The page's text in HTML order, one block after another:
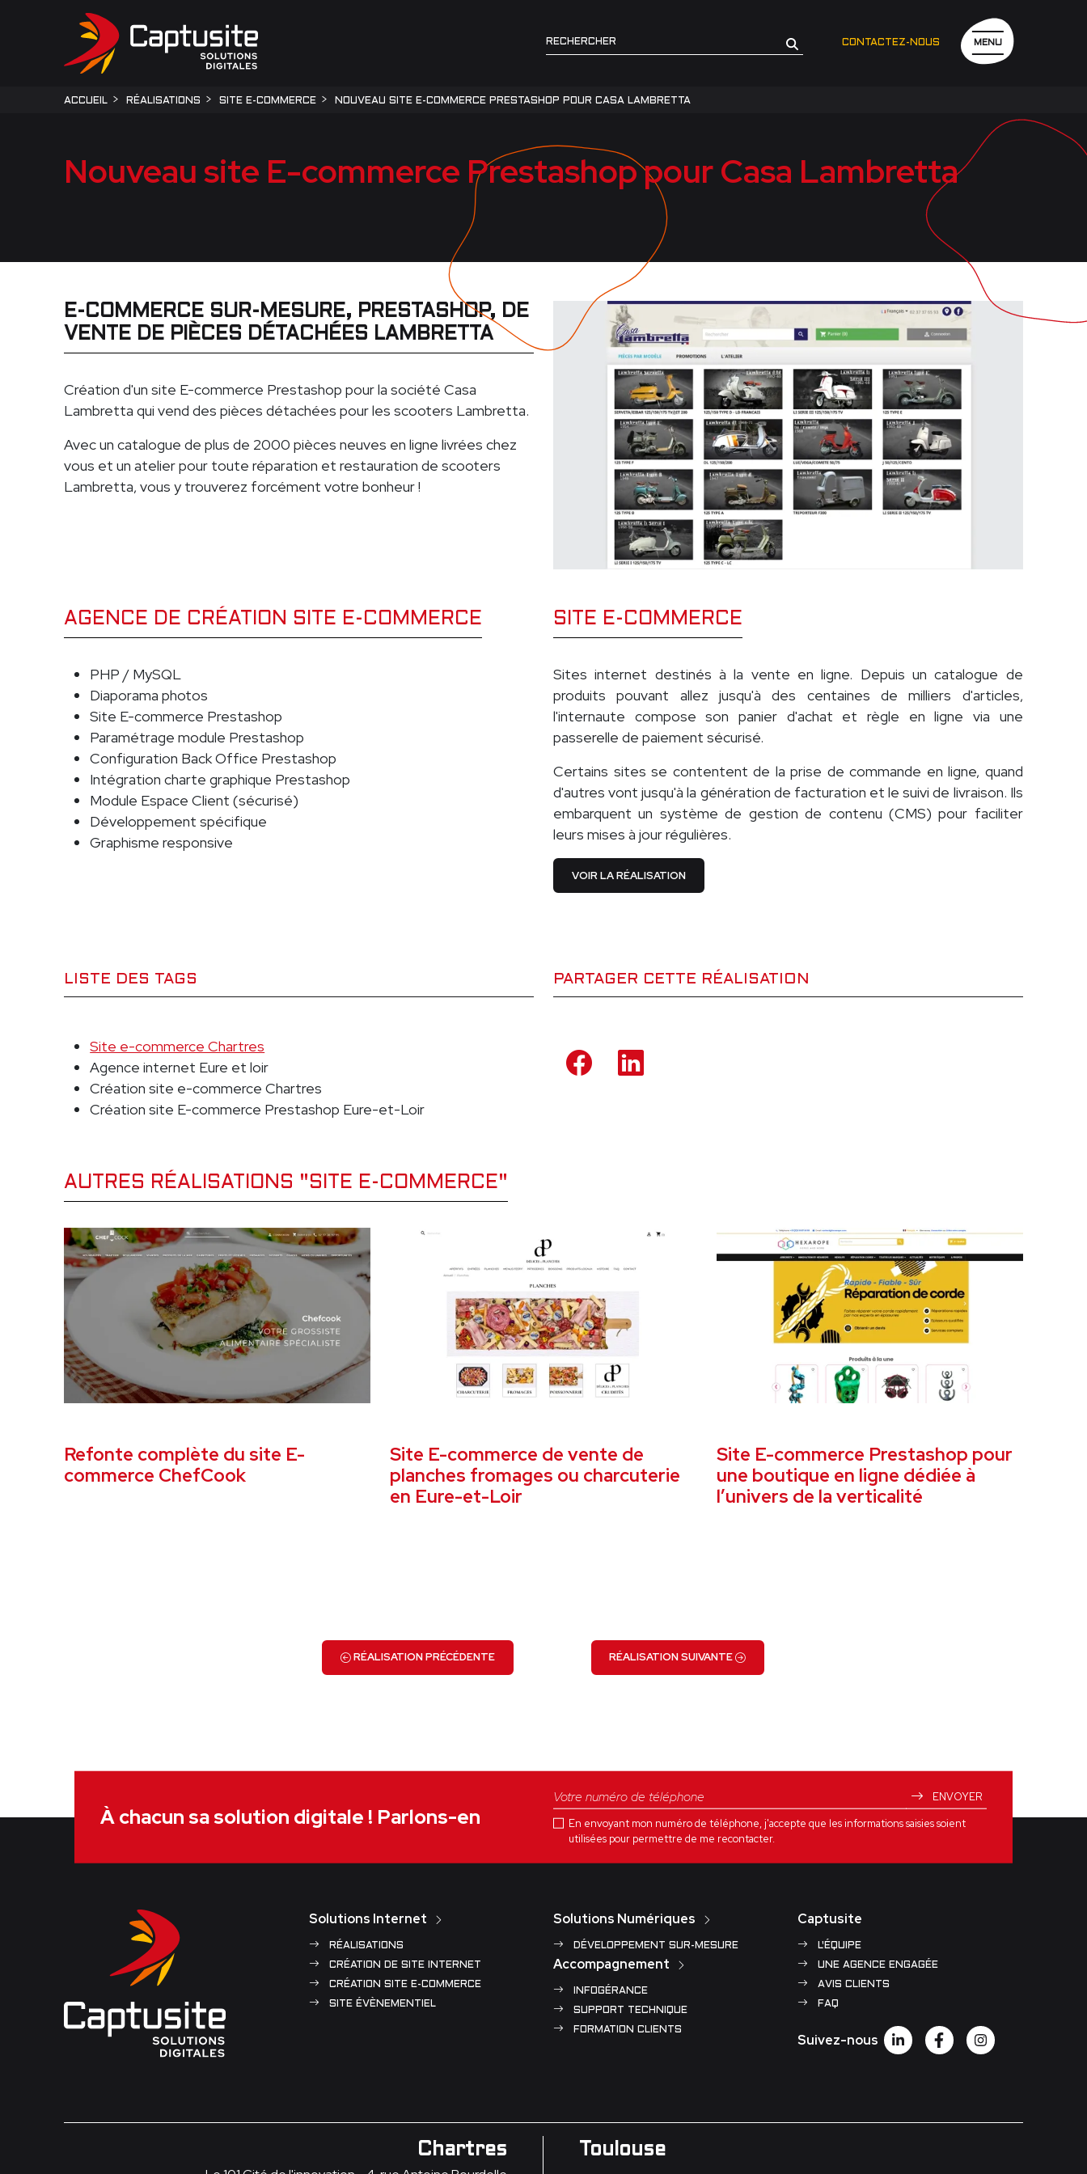
CONTACTEZ-NOUS MENU
ACCUEIL RÉALISATIONS SITE E-COMMERCE NOUVEAU SITE E-COMMERCE PRESTASHOP POUR CASA LAMBRETTA
Nouveau site E-commerce Prestashop pour Casa Lambretta
E-COMMERCE SUR-MESURE, PRESTASHOP, DE
VENTE DE PIÈCES DÉTACHÉES LAMBRETTA
Création d'un site E-commerce Prestashop pour la société Casa
Lambretta qui vend des pièces détachées pour les scooters Lambretta.
Avec un catalogue de plus de 2000 pièces neuves en ligne livrées chez
vous et un atelier pour toute réparation et restauration de scooters
Lambretta, vous y trouverez forcément votre bonheur !
AGENCE DE CRÉATION SITE E-COMMERCE
PHP / MySQL
Diaporama photos
Site E-commerce Prestashop
Paramétrage module Prestashop
Configuration Back Office Prestashop
Intégration charte graphique Prestashop
Module Espace Client (sécurisé)
Développement spécifique
Graphisme responsive
SITE E-COMMERCE
Sites internet destinés à la vente en ligne. Depuis un catalogue de
produits pouvant allez jusqu'à des centaines de milliers d'articles,
l'internaute compose son panier d'achat et règle en ligne via une
passerelle de paiement sécurisé.
Certains sites se contentent de la prise de commande en ligne, quand
d'autres vont jusqu'à la génération de facturation et le suivi de livraison. Ils
embarquent un système de gestion de contenu (CMS) pour faciliter
leurs mises à jour régulières.
VOIR LA RÉALISATION
LISTE DES TAGS
Site e-commerce Chartres
Agence internet Eure et loir
Création site e-commerce Chartres
Création site E-commerce Prestashop Eure-et-Loir
PARTAGER CETTE RÉALISATION
AUTRES RÉALISATIONS "SITE E-COMMERCE"
Refonte complète du site E-
commerce ChefCook
Site E-commerce de vente de
planches fromages ou charcuterie
en Eure-et-Loir
Site E-commerce Prestashop pour
une boutique en ligne dédiée à
l’univers de la verticalité
RÉALISATION PRÉCÉDENTE RÉALISATION SUIVANTE
À chacun sa solution digitale ! Parlons-en
ENVOYER
En envoyant mon numéro de téléphone, j'accepte que les informations saisies soient
utilisées pour permettre de me recontacter.
Solutions Internet
RÉALISATIONS
CRÉATION DE SITE INTERNET
CRÉATION SITE E-COMMERCE
SITE ÉVÈNEMENTIEL
Solutions Numériques
DÉVELOPPEMENT SUR-MESURE
Accompagnement
INFOGÉRANCE
SUPPORT TECHNIQUE
FORMATION CLIENTS
Captusite
L'ÉQUIPE
UNE AGENCE ENGAGÉE
AVIS CLIENTS
FAQ
Suivez-nous
Chartres Toulouse